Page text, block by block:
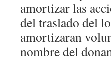
amortizar las
del traslado del
amortizaran
nombre del